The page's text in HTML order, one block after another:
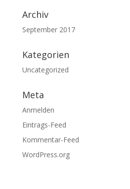
Archiv
September 2017
Kategorien
Uncategorized
Meta
Anmelden
Eintrags-Feed
Kommentar-Feed
WordPress.org